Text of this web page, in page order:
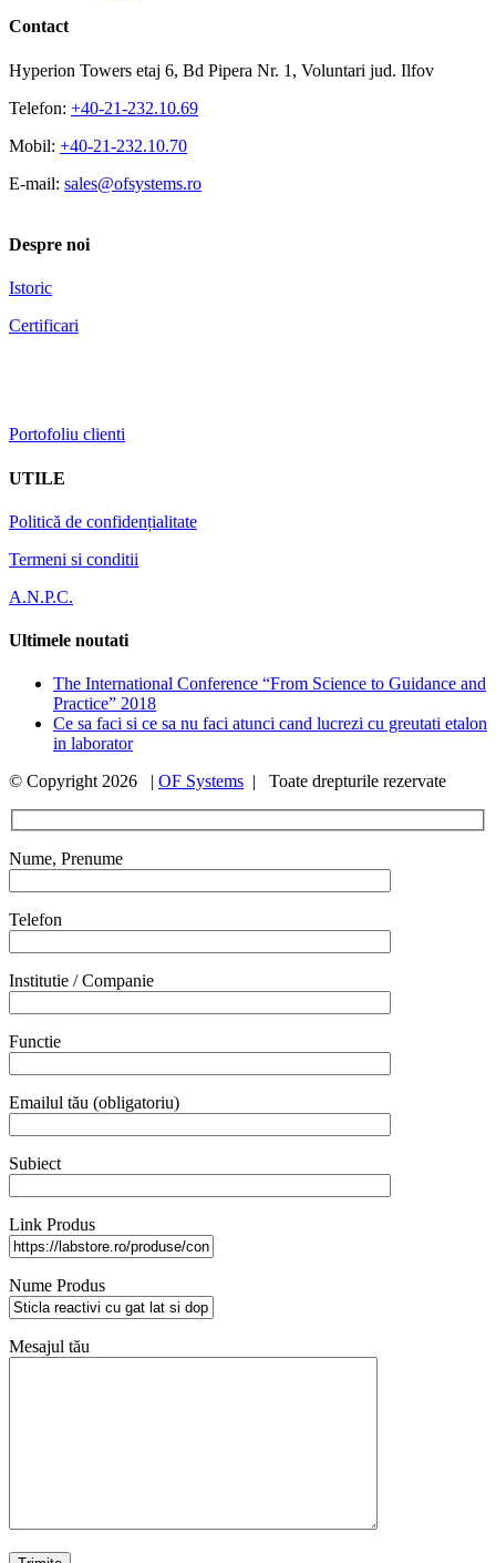
Contact
Hyperion Towers etaj 6, Bd Pipera Nr. 1, Voluntari jud. Ilfov
Telefon: +40-21-232.10.69
Mobil: +40-21-232.10.70
E-mail: sales@ofsystems.ro
Despre noi
Istoric
Certificari
Portofoliu clienti
UTILE
Politică de confidențialitate
Termeni si conditii
A.N.P.C.
Ultimele noutati
The International Conference “From Science to Guidance and
Practice” 2018
Ce sa faci si ce sa nu faci atunci cand lucrezi cu greutati etalon
in laborator
© Copyright 2026 | OF Systems | Toate drepturile rezervate
Nume, Prenume
Telefon
Institutie / Companie
Functie
Emailul tău (obligatoriu)
Subiect
Link Produs
Nume Produs
Mesajul tău